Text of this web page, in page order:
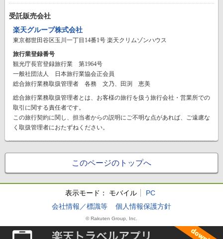
受託販売会社
楽天グループ株式会社
東京都世田谷区玉川一丁目14番1号 楽天クリムゾンハウス
旅行業登録番号
観光庁長官登録旅行業 第1964号
一般社団法人 日本旅行業協会正会員
総合旅行業務取扱管理者 各務 文乃、田渕 恵美
総合旅行業務取扱管理者とは、お客様の旅行を扱う旅行会社・営業所での
取引に関する責任者です。
この旅行契約に関し、担当者からの説明にご不明な点があれば、ご遠慮な
く取扱管理者におたずねください。
このページのトップへ
表示モード： モバイル
PC
会社情報／標識等
個人情報保護方針
© Rakuten Group, Inc.